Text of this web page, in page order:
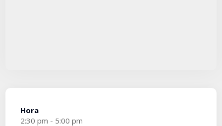
Hora
2:30 pm - 5:00 pm